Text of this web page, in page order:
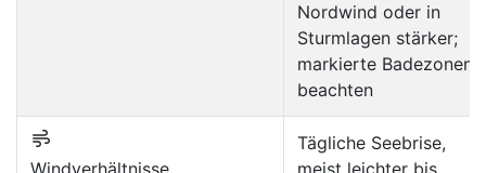
Nordwind oder in
Sturmlagen stärker;
markierte Badezonen
beachten
Windverhältnisse
Tägliche Seebrise,
meist leichter bis